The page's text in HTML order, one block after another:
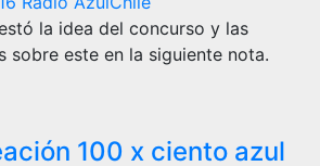
la idea del concurso y las
sobre este en la siguiente nota.
100 x ciento azul